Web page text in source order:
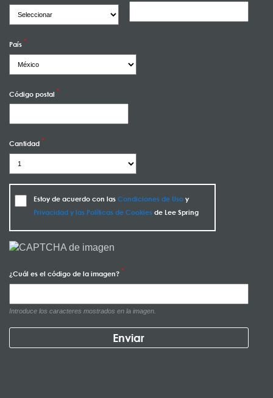
País
Código postal
Cantidad
Estoy de acuerdo con las Condiciones de Usoy
Privacidad y las Políticas de Cookiesde Lee Spring
¿Cuál es el código de la imagen?
Introduce los caracteres mostrados en la imagen.